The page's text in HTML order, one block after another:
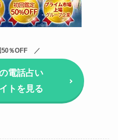
50％OFF
電話占い
トを見る